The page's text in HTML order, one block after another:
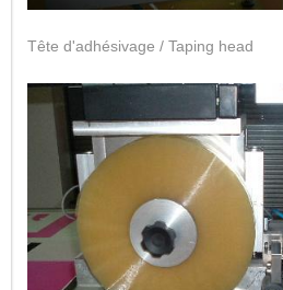
Tête d'adhésivage / Taping head